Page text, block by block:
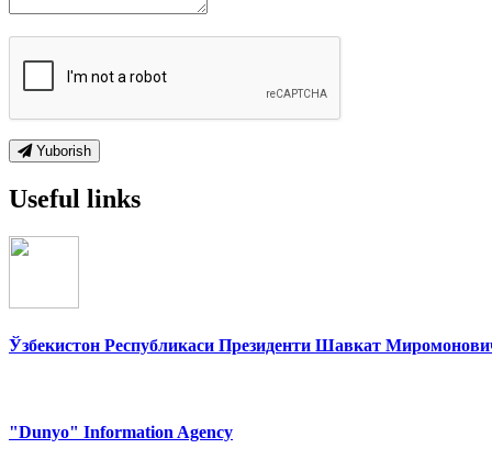
Yuborish
Useful links
Ўзбекистон Республикаси Президенти Шавкат
"Dunyo" Information Agency